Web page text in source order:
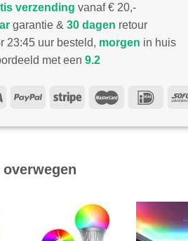
verzending vanaf € 20,-
garantie & 30 dagen retour
23:45 uur besteld, morgen in huis
met een 9.2